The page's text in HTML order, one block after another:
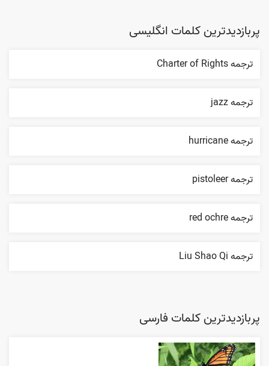
پربازدیدترین کلمات انگلیسی
ترجمه Charter of Rights
ترجمه jazz
ترجمه hurricane
ترجمه pistoleer
ترجمه red ochre
ترجمه Liu Shao Qi
پربازدیدترین کلمات فارسی